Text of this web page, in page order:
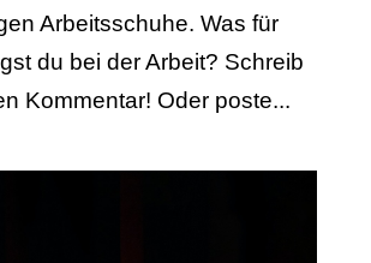
Arbeits­schuhe. Was für
du bei der Arbeit? Schreib
Kommentar! Oder poste...